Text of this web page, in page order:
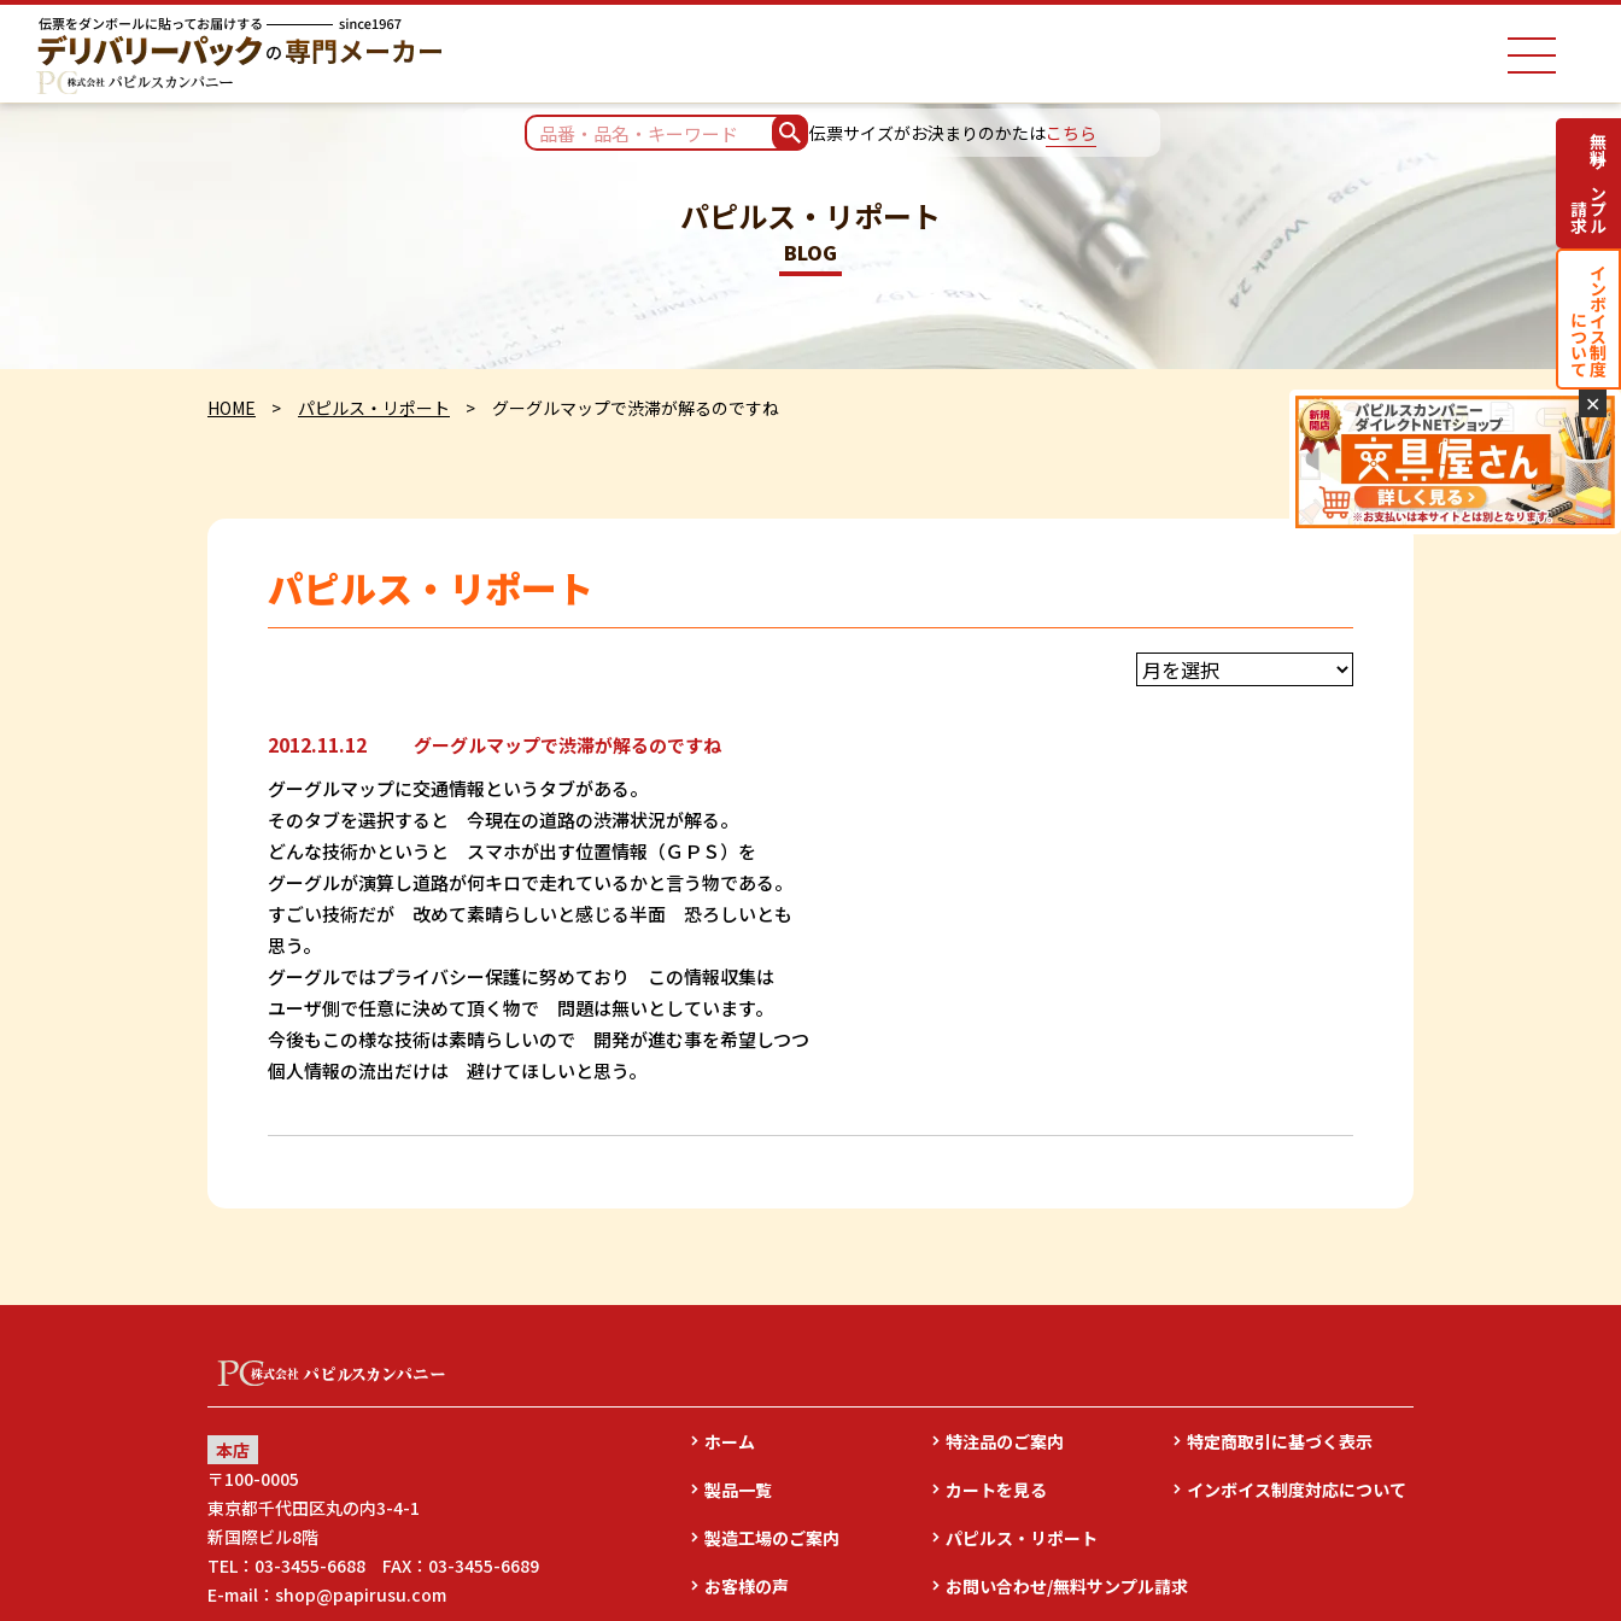
伝票サイズがお決まりのかたはこちら
パピルス・リポート
BLOG
HOME パピルス・リポート グーグルマップで渋滞が解るのですね
パピルス・リポート
2012.11.12
グーグルマップで渋滞が解るのですね
グーグルマップに交通情報というタブがある。
そのタブを選択すると 今現在の道路の渋滞状況が解る。
どんな技術かというと スマホが出す位置情報（ＧＰＳ）を
グーグルが演算し道路が何キロで走れているかと言う物である。
すごい技術だが 改めて素晴らしいと感じる半面 恐ろしいとも
思う。
グーグルではプライバシー保護に努めており この情報収集は
ユーザ側で任意に決めて頂く物で 問題は無いとしています。
今後もこの様な技術は素晴らしいので 開発が進む事を希望しつつ
個人情報の流出だけは 避けてほしいと思う。
無料サンプル
請求
インボイス制度
について
✕
本店
〒100-0005
東京都千代田区丸の内3-4-1
新国際ビル8階
TEL：03-3455-6688 FAX：03-3455-6689
E-mail：shop@papirusu.com
ホーム
製品一覧
製造工場のご案内
お客様の声
特注品のご案内
カートを見る
パピルス・リポート
お問い合わせ/無料サンプル請求
特定商取引に基づく表示
インボイス制度対応について